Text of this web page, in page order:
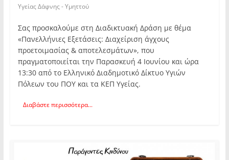
Υγείας Δάφνης - Υμηττού
Σας προσκαλούμε στη Διαδικτυακή Δράση με θέμα
«Πανελλήνιες Εξετάσεις: Διαχείριση άγχους
προετοιμασίας & αποτελεσμάτων», που
πραγματοποιείται την Παρασκευή 4 Ιουνίου και ώρα
13:30 από το Ελληνικό Διαδημοτικό Δίκτυο Υγιών
Πόλεων του ΠΟΥ και τα ΚΕΠ Υγείας.
Διαβάστε περισσότερα...